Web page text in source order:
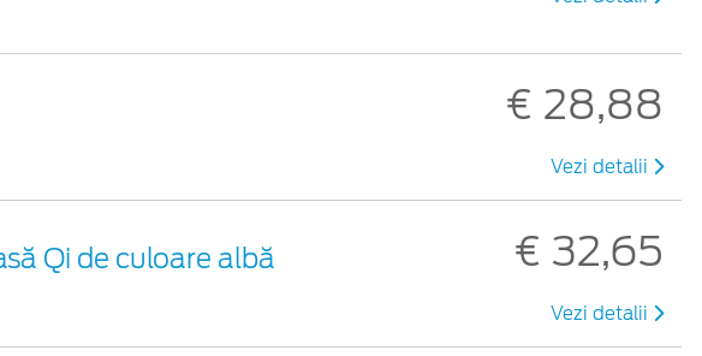
€ 28,88
Vezi detalii
Qi de culoare albă € 32,65
Vezi detalii